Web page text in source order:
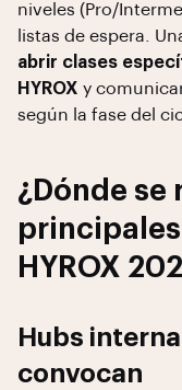
niveles (Pro/
listas de espera.
abrir clases
HYROX y
según la fase del
¿Dónde se
HYROX
Hubs
convocan